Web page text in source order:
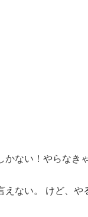
かない！やらな
えない。 けど、